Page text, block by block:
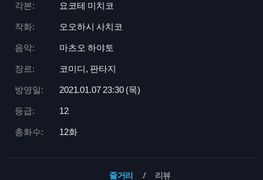
각본: 요코테 미치코
작화: 오오하시 사치코
음악: 마츠오 하야토
장르: 코미디, 판타지
방영일: 2021.01.07 23:30 (목)
등급: 12
총화수: 12화
줄거리 리뷰